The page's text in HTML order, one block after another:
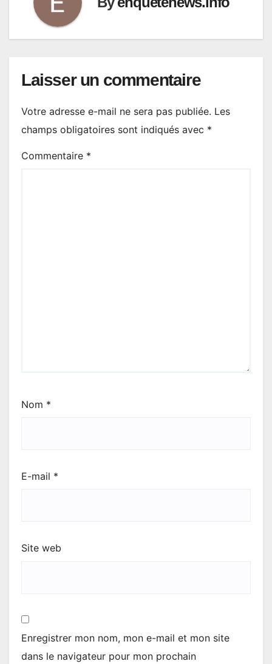
Laisser un commentaire
Votre adresse e-mail ne sera pas publiée. Les
champs obligatoires sont indiqués avec *
Commentaire *
Nom *
E-mail *
Site web
Enregistrer mon nom, mon e-mail et mon site
dans le navigateur pour mon prochain